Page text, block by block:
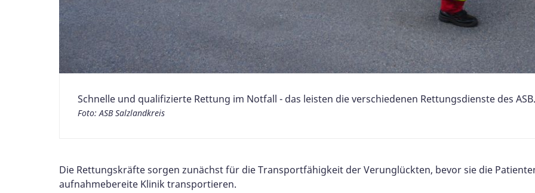
Schnelle und qualifizierte Rettung im Notfall - das leisten die verschiedenen Rettungsdienste des ASB.
Foto: ASB Salzlandkreis
Die Rettungskräfte sorgen zunächst für die Transportfähigkeit der Verunglückten, bevor sie die
aufnahmebereite Klinik transportieren.